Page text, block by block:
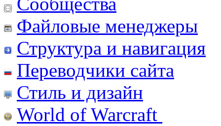
Файловые менеджеры
Структура и навигация
Переводчики сайта
Стиль и дизайн
World of Warcraft